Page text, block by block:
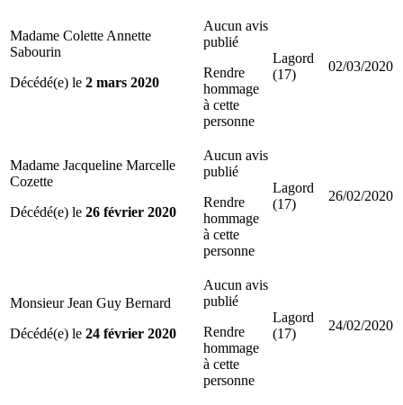
Madame Colette Annette
Sabourin
Décédé(e) le 2 mars 2020
Aucun avis
publié
Rendre
hommage
à cette
personne
Lagord
(17)
02/03/2020
Madame Jacqueline Marcelle
Cozette
Décédé(e) le 26 février 2020
Aucun avis
publié
Rendre
hommage
à cette
personne
Lagord
(17)
26/02/2020
Monsieur Jean Guy Bernard
Décédé(e) le 24 février 2020
Aucun avis
publié
Rendre
hommage
à cette
personne
Lagord
(17)
24/02/2020